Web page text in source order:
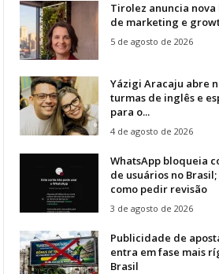
Tirolez anuncia
de marketing e
5 de agosto de 2026
Yázigi Aracaju abre
turmas de inglês e
para o...
4 de agosto de 2026
WhatsApp bloqueia
de usuários no
como pedir revisão
3 de agosto de 2026
Publicidade de
entra em fase mais
Brasil